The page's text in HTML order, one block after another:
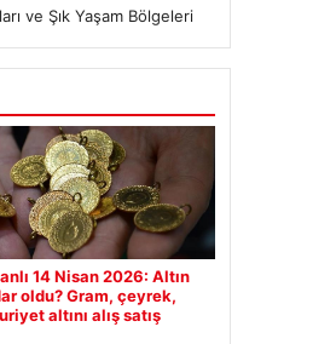
ve Şık Yaşam Bölgeleri
14 Nisan 2026: Altın
oldu? Gram, çeyrek,
altını alış satış